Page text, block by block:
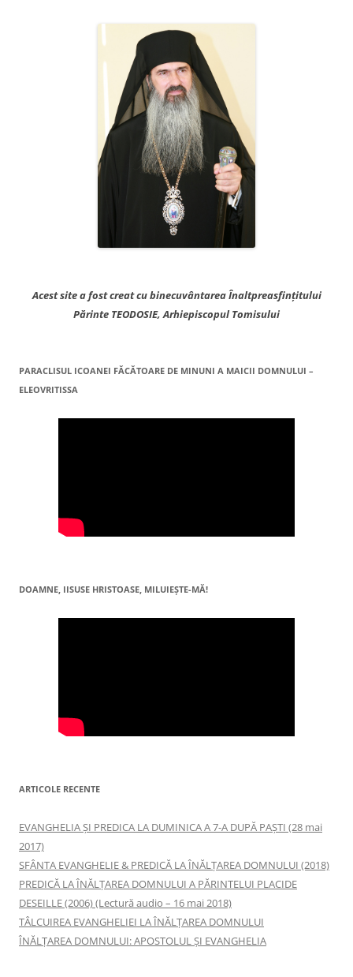
Acest site a fost creat cu binecuvântarea Înaltpreasfințitului
Părinte TEODOSIE, Arhiepiscopul Tomisului
PARACLISUL ICOANEI FĂCĂTOARE DE MINUNI A MAICII DOMNULUI –
ELEOVRITISSA
DOAMNE, IISUSE HRISTOASE, MILUIEŞTE-MĂ!
ARTICOLE RECENTE
EVANGHELIA ȘI PREDICA LA DUMINICA A 7-A DUPĂ PAȘTI (28 mai
2017)
SFÂNTA EVANGHELIE & PREDICĂ LA ÎNĂLŢAREA DOMNULUI (2018)
PREDICĂ LA ÎNĂLŢAREA DOMNULUI A PĂRINTELUI PLACIDE
DESEILLE (2006) (Lectură audio – 16 mai 2018)
TÂLCUIREA EVANGHELIEI LA ÎNĂLŢAREA DOMNULUI
ÎNĂLŢAREA DOMNULUI: APOSTOLUL ȘI EVANGHELIA